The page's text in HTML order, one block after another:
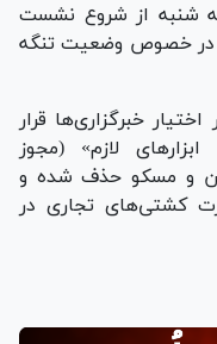
شنبه از شروع نشست
در خصوص وضعیت تنگه
خبرگزاری‌ها قرار
لازم» (مجوز
و مسکو حذف شده و
کشتی‌های تجاری در